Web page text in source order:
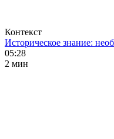
Контекст
Историческое знание:
05:28
2 мин